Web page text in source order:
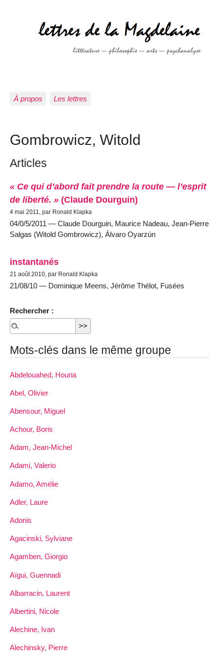
À propos Les lettres
Gombrowicz, Witold
Articles
« Ce qui d’abord fait prendre la route — l’esprit
de liberté. » (Claude Dourguin)
4 mai 2011, par Ronald Klapka
04/0/5/2011 — Claude Dourguin, Maurice Nadeau, Jean-Pierre
Salgas (Witold Gombrowicz), Álvaro Oyarzún
instantanés
21 août 2010, par Ronald Klapka
21/08/10 — Dominique Meens, Jérôme Thélot, Fusées
Rechercher :
Mots-clés dans le même groupe
Abdelouahed, Houria
Abel, Olivier
Abensour, Miguel
Achour, Boris
Adam, Jean-Michel
Adami, Valerio
Adamo, Amélie
Adler, Laure
Adonis
Agacinski, Sylviane
Agamben, Giorgio
Aïgui, Guennadi
Albarracin, Laurent
Albertini, Nicole
Alechine, Ivan
Alechinsky, Pierre